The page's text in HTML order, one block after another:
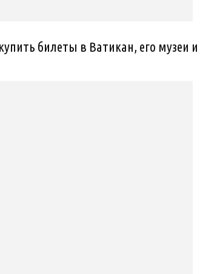
билеты в Ватикан, его музеи